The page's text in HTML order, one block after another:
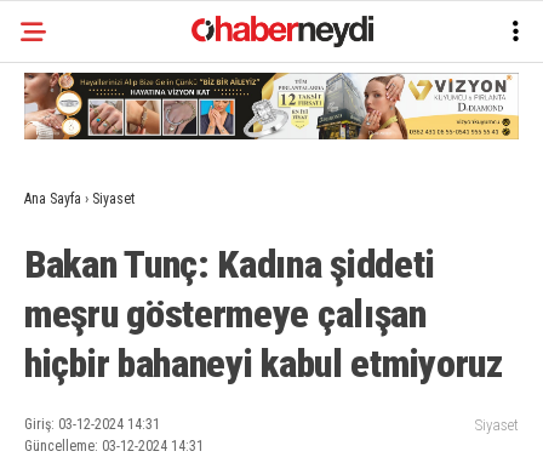
Ana Sayfa › Siyaset
Bakan Tunç: Kadına şiddeti
meşru göstermeye çalışan
hiçbir bahaneyi kabul etmiyoruz
Giriş: 03-12-2024 14:31
Güncelleme: 03-12-2024 14:31
Siyaset